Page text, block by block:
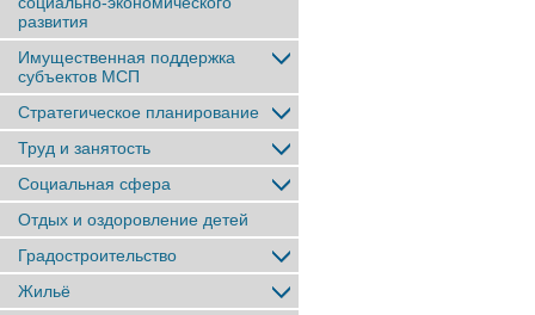
развития
Имущественная поддержка
субъектов МСП
Стратегическое планирование
Труд и занятость
Социальная сфера
Отдых и оздоровление детей
Градостроительство
Жильё